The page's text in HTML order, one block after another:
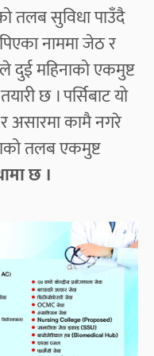
तलब सुविधा पाउँदै
नाममा जेठ र
दुई महिनाको एकमुष्ट
छ । पर्सिबाट यो
असारमा कामै नगरे
तलब एकमुष्ट
छ ।